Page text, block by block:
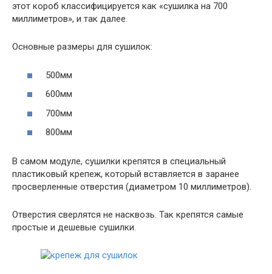
этот короб классифицируется как «сушилка на 700
миллиметров», и так далее.
Основные размеры для сушилок:
500мм
600мм
700мм
800мм
В самом модуле, сушилки крепятся в специальный
пластиковый крепеж, который вставляется в заранее
просверленные отверстия (диаметром 10 миллиметров).
Отверстия сверлятся не насквозь. Так крепятся самые
простые и дешевые сушилки.